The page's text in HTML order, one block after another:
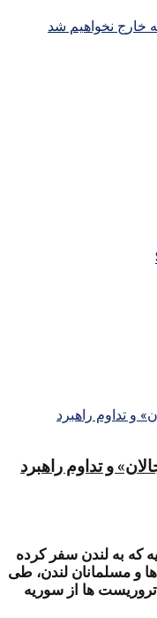
و تداوم راهبرد
که به لندن سفر کرده
و مسلمانان لندن، طی
تروریست ها از سوریه